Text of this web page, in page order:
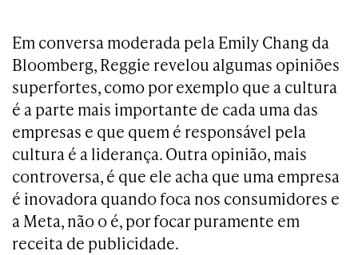
Em conversa moderada pela Emily Chang da
Bloomberg, Reggie revelou algumas opiniões
superfortes, como por exemplo que a cultura
é a parte mais importante de cada uma das
empresas e que quem é responsável pela
cultura é a liderança. Outra opinião, mais
controversa, é que ele acha que uma empresa
é inovadora quando foca nos consumidores e
a Meta, não o é, por focar puramente em
receita de publicidade.